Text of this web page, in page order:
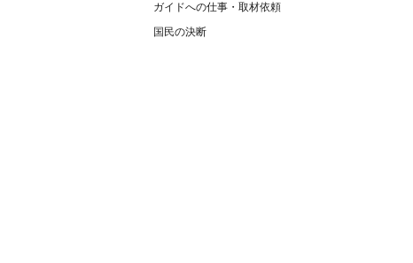
ガイドへの仕事・取材依頼
国民の決断